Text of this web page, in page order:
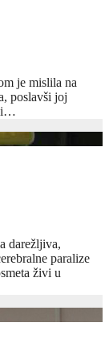
je mislila na
poslavši joj
i…
darežljiva,
paralize
živi u